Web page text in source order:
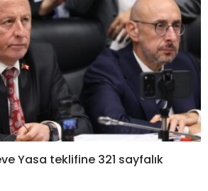
Yasa teklifine 321 sayfalık